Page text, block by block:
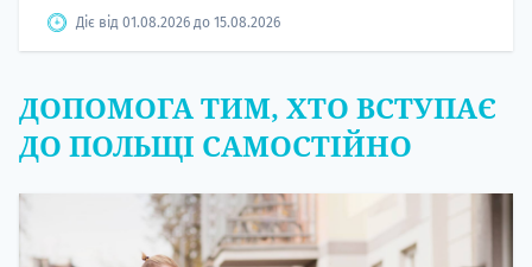
Діє від 01.08.2026 до 15.08.2026
ДОПОМОГА ТИМ, ХТО ВСТУПАЄ
ДО ПОЛЬЩІ САМОСТІЙНО